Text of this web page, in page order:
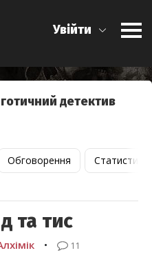
Увійти
детектив
Обговорення Статистика
та тис
• 11